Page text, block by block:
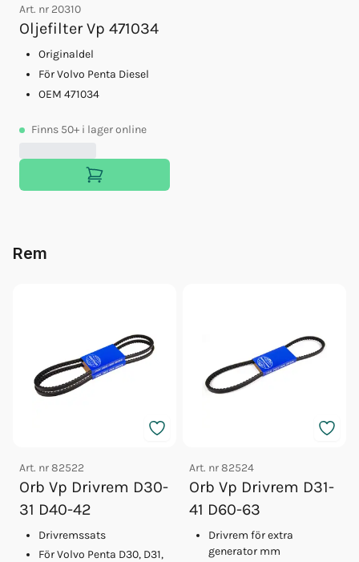
Art. nr 20310
Oljefilter Vp 471034
Originaldel
För Volvo Penta Diesel
OEM 471034
Finns 50+ i lager online
Rem
Art. nr82522
Orb Vp Drivrem D30-
31 D40-42
Drivremssats
För Volvo Penta D30, D31,
Art. nr82524
Orb Vp Drivrem D31-
41 D60-63
Drivrem för extra
generator mm